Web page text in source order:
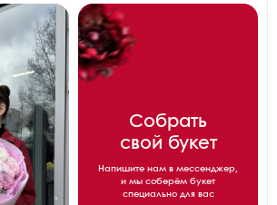
Собрать
свой букет
Напишите нам в мессенджер,
и мы соберём букет
специально для вас